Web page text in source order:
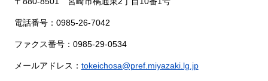
電話番号：0985-26-7042
ファクス番号：0985-29-0534
メールアドレス： tokeichosa@pref.miyazaki.lg.jp